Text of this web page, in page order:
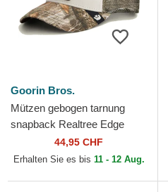
Goorin Bros.
Mützen gebogen tarnung
snapback Realtree Edge
Black Panther The Farm
Goorin Bros.
44,95 CHF
Erhalten Sie es bis 11 - 12 Aug.